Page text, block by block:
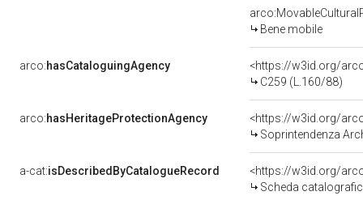
Bene mobile
arco:hasCataloguingAgency
<https://w3id.org/
C259 (L.160/88)
arco:hasHeritageProtectionAgency
<https://w3id.org/
Soprintendenza
a-cat:isDescribedByCatalogueRecord
<https://w3id.org/
Scheda